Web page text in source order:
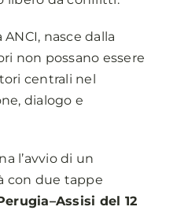
ANCI, nasce dalla
non possano essere
centrali nel
dialogo e
l’avvio di un
con due tappe
del 12